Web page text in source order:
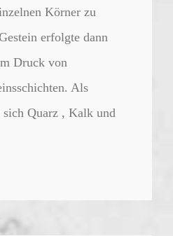
Körner zu
erfolgte dann
Druck von
Als
Quarz , Kalk und